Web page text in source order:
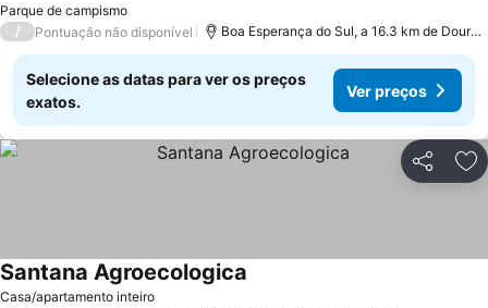
Parque de campismo
/ Pontuação não disponível Boa Esperança do Sul, a 16.3 km de
Selecione as datas para ver os preços
exatos.
Ver preços
Partilhar
Casa/apartamento inteiro
Santana Agroecologica